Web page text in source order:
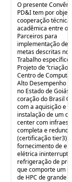
O presente
PD&I tem por
cooperação técnica
acadêmica entre os
Parceiros para
implementação de
metas descritas no
Trabalho específico
Projeto de “criação
Centro de
Alto Desempenho
no Estado de
coração do Brasil
com a aquisição e
instalação de um
center com
completa e
(certificação tier3)
fornecimento de
elétrica
refrigeração de
que comporte um
de HPC de grande